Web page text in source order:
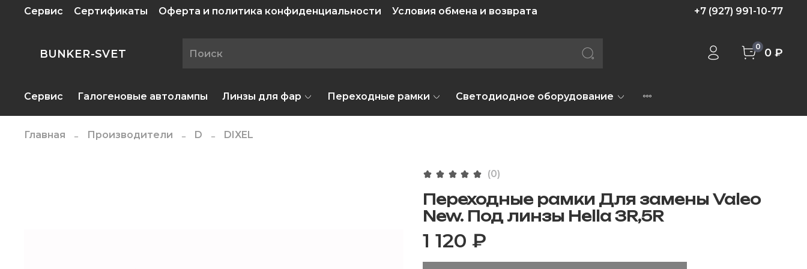
Сервис Сертификаты Оферта и политика конфиденциальности Условия обмена и возврата +7 (927) 991-10-77
BUNKER-SVET
0 0 ₽
Сервис Галогеновые автолампы Линзы для фар Переходные рамки Светодиодное оборудование
Главная Производители D DIXEL
(0)
Переходные рамки Для замены Valeo
New. Под линзы Hella 3R,5R
1 120 ₽